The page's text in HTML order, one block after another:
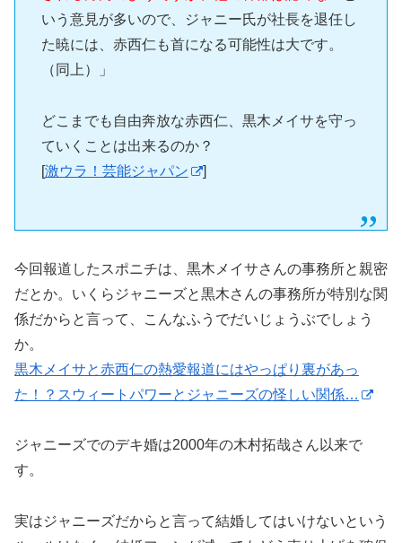
いう意見が多いので、ジャニー氏が社長を退任し
た暁には、赤西仁も首になる可能性は大です。
（同上）」
どこまでも自由奔放な赤西仁、黒木メイサを守っ
ていくことは出来るのか？
[激ウラ！芸能ジャパン ]
今回報道したスポニチは、黒木メイサさんの事務所と親密
だとか。いくらジャニーズと黒木さんの事務所が特別な関
係だからと言って、こんなふうでだいじょうぶでしょう
か。
黒木メイサと赤西仁の熱愛報道にはやっぱり裏があっ
た！？スウィートパワーとジャニーズの怪しい関係…
ジャニーズでのデキ婚は2000年の木村拓哉さん以来で
す。
実はジャニーズだからと言って結婚してはいけないという